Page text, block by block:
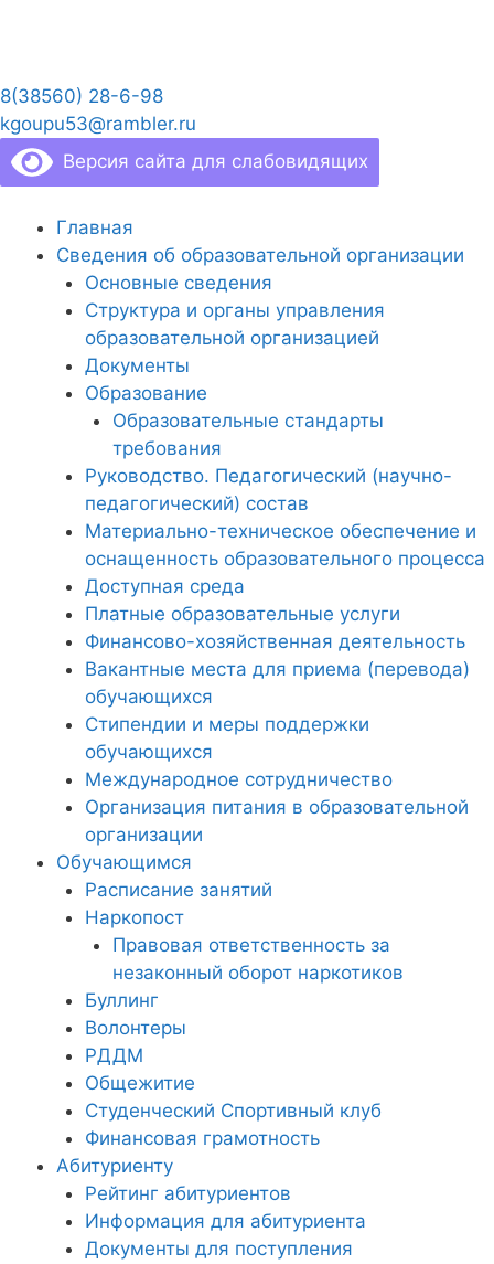
8(38560) 28-6-98
kgoupu53@rambler.ru
Версия сайта для слабовидящих
Главная
Сведения об образовательной организации
Основные сведения
Структура и органы управления
образовательной организацией
Документы
Образование
Образовательные стандарты
требования
Руководство. Педагогический (научно-
педагогический) состав
Материально-техническое обеспечение и
оснащенность образовательного процесса
Доступная среда
Платные образовательные услуги
Финансово-хозяйственная деятельность
Вакантные места для приема (перевода)
обучающихся
Стипендии и меры поддержки
обучающихся
Международное сотрудничество
Организация питания в образовательной
организации
Обучающимся
Расписание занятий
Наркопост
Правовая ответственность за
незаконный оборот наркотиков
Буллинг
Волонтеры
РДДМ
Общежитие
Студенческий Спортивный клуб
Финансовая грамотность
Абитуриенту
Рейтинг абитуриентов
Информация для абитуриента
Документы для поступления